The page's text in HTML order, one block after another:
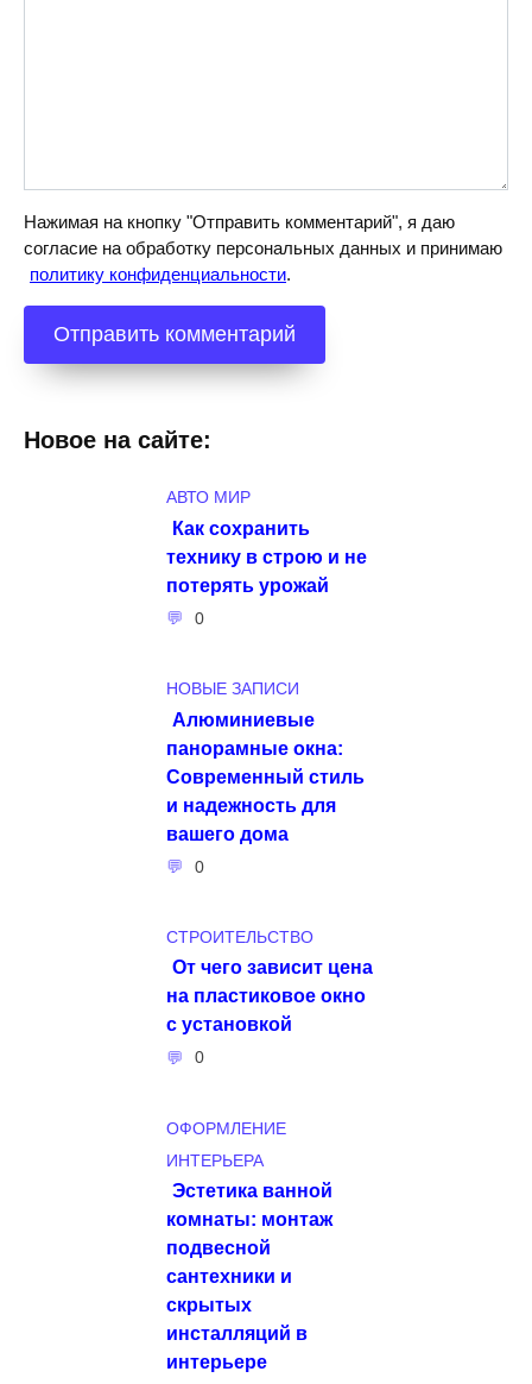
Нажимая на кнопку "Отправить комментарий", я даю
согласие на обработку персональных данных и принимаю
политику конфиденциальности.
Новое на сайте:
АВТО МИР
Как сохранить
технику в строю и не
потерять урожай
0
НОВЫЕ ЗАПИСИ
Алюминиевые
панорамные окна:
Современный стиль
и надежность для
вашего дома
0
СТРОИТЕЛЬСТВО
От чего зависит цена
на пластиковое окно
с установкой
0
ОФОРМЛЕНИЕ
ИНТЕРЬЕРА
Эстетика ванной
комнаты: монтаж
подвесной
сантехники и
скрытых
инсталляций в
интерьере